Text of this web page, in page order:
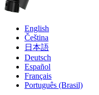
English
Čeština
日本語
Deutsch
Español
Français
Português (Brasil)